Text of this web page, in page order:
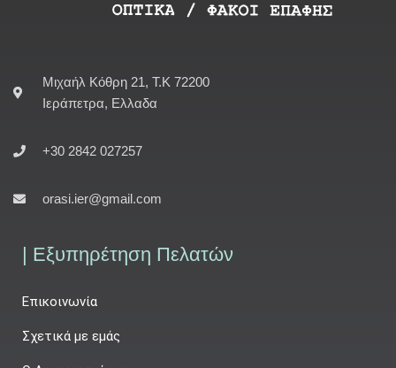
Μιχαήλ Κόθρη 21, Τ.Κ 72200
Ιεράπετρα, Ελλαδα
+30 2842 027257
orasi.ier@gmail.com
| Εξυπηρέτηση Πελατών
Επικοινωνία
Σχετικά με εμάς